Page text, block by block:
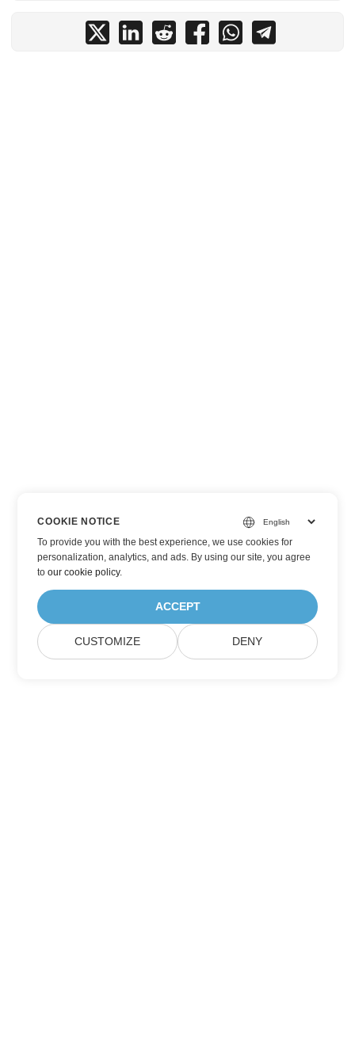
COOKIE NOTICE
To provide you with the best experience, we use cookies for
personalization, analytics, and ads. By using our site, you agree
toour cookie policy.
ACCEPT
CUSTOMIZE DENY